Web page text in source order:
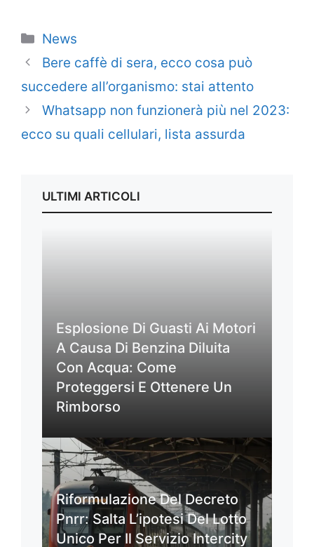
Categorie
News
Bere caffè di sera, ecco cosa può
succedere all’organismo: stai attento
Whatsapp non funzionerà più nel 2023:
ecco su quali cellulari, lista assurda
ULTIMI ARTICOLI
Esplosione Di Guasti Ai Motori
A Causa Di Benzina Diluita
Con Acqua: Come
Proteggersi E Ottenere Un
Rimborso
Riformulazione Del Decreto
Pnrr: Salta L’ipotesi Del Lotto
Unico Per Il Servizio Intercity